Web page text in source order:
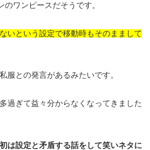
のワンピースだそうです。
いという設定で移動時もそのままして
服との発言があるみたいです。
過ぎて益々分からなくなってきました
は設定と矛盾する話をして笑いネタに